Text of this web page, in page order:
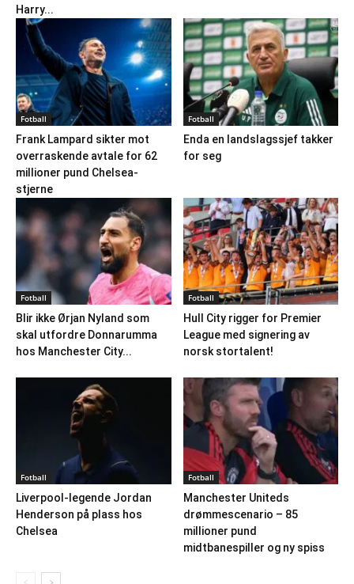
Harry...
Fotball
Frank Lampard sikter mot
overraskende avtale for 62
millioner pund Chelsea-
stjerne
Fotball
Enda en landslagssjef takker
for seg
Fotball
Blir ikke Ørjan Nyland som
skal utfordre Donnarumma
hos Manchester City...
Fotball
Hull City rigger for Premier
League med signering av
norsk stortalent!
Fotball
Liverpool-legende Jordan
Henderson på plass hos
Chelsea
Fotball
Manchester Uniteds
drømmescenario – 85
millioner pund
midtbanespiller og ny spiss